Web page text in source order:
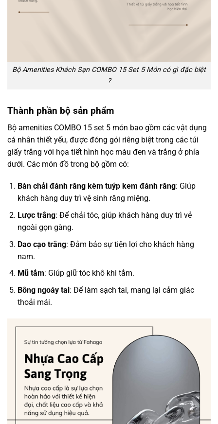
Bộ Amenities Khách Sạn COMBO 15 Set 5 Món có gì đặc biệt
?
Thành phần bộ sản phẩm
Bộ amenities COMBO 15 set 5 món bao gồm các vật dụng
cá nhân thiết yếu, được đóng gói riêng biệt trong các túi
giấy trắng với họa tiết hình học màu đen và trắng ở phía
dưới. Các món đồ trong bộ gồm có:
Bàn chải đánh răng kèm tuýp kem đánh răng: Giúp
khách hàng duy trì vệ sinh răng miệng.
Lược trắng: Để chải tóc, giúp khách hàng duy trì vẻ
ngoài gọn gàng.
Dao cạo trắng: Đảm bảo sự tiện lợi cho khách hàng
nam.
Mũ tắm: Giúp giữ tóc khô khi tắm.
Bông ngoáy tai: Để làm sạch tai, mang lại cảm giác
thoải mái.